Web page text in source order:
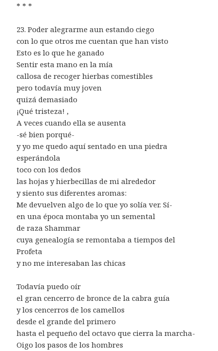
* * *
23. Poder alegrarme aun estando ciego
con lo que otros me cuentan que han visto
Esto es lo que he ganado
Sentir esta mano en la mía
callosa de recoger hierbas comestibles
pero todavía muy joven
quizá demasiado
¡Qué tristeza! ,
A veces cuando ella se ausenta
-sé bien porqué-
y yo me quedo aquí sentado en una piedra
esperándola
toco con los dedos
las hojas y hierbecillas de mi alrededor
y siento sus diferentes aromas:
Me devuelven algo de lo que yo solía ver. Sí-
en una época montaba yo un semental
de raza Shammar
cuya genealogía se remontaba a tiempos del
Profeta
y no me interesaban las chicas
Todavía puedo oír
el gran cencerro de bronce de la cabra guía
y los cencerros de los camellos
desde el grande del primero
hasta el pequeño del octavo que cierra la marcha-
Oigo los pasos de los hombres